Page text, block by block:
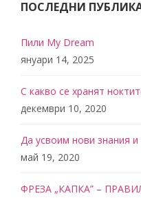
ПОСЛЕДНИ
Пили My Dream
януари 14, 2025
С какво се хранят
декември 10, 2020
Да усвоим нови знания и
май 19, 2020
ФРЕЗА „КАПКА” –